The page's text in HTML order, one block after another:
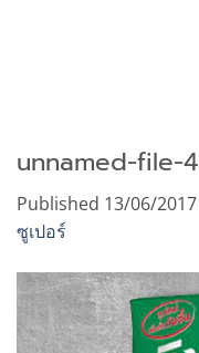
unnamed-file-4
Published 13/06/2017
ซูเปอร์